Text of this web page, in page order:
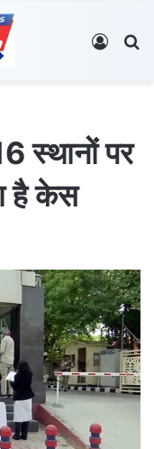
Log In
स्थानों पर
है केस